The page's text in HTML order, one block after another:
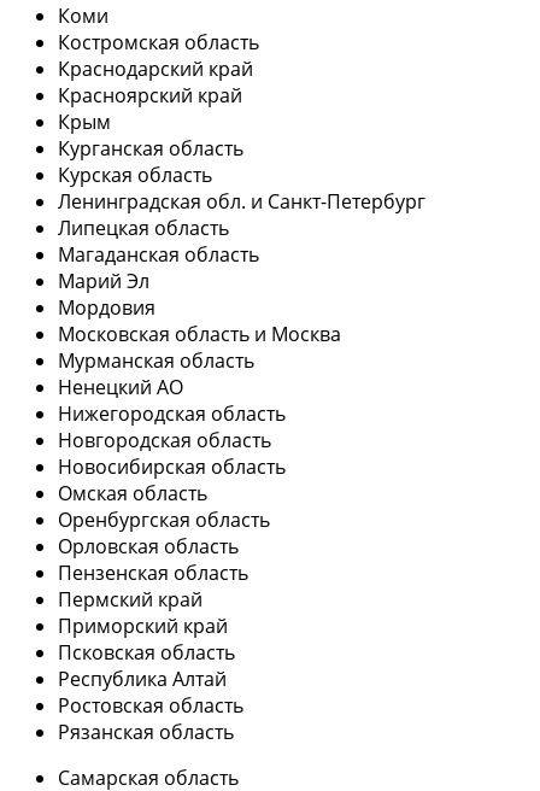
Коми
Костромская область
Краснодарский край
Красноярский край
Крым
Курганская область
Курская область
Ленинградская обл. и Санкт-Петербург
Липецкая область
Магаданская область
Марий Эл
Мордовия
Московская область и Москва
Мурманская область
Ненецкий АО
Нижегородская область
Новгородская область
Новосибирская область
Омская область
Оренбургская область
Орловская область
Пензенская область
Пермский край
Приморский край
Псковская область
Республика Алтай
Ростовская область
Рязанская область
Самарская область